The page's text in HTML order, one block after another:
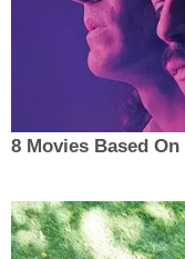
8 Movies Based